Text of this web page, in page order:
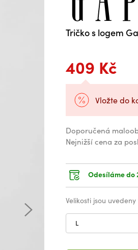
Tričko s logem
409 Kč
Vložte do
Doporučená
Nejnižší cena za
Odesíláme do
Velikosti jsou uvedeny
L